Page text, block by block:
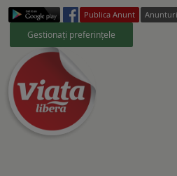
Publica Anunt Anunturi
Gestionați preferințele